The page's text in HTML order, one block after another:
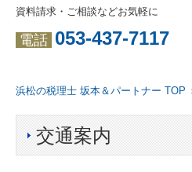
事務所概要
交通案内
職員紹介
所内風景
資料請求・ご相談などお気軽に
電話 053-437-7117
浜松の税理士 坂本＆パートナー TOP
交通案内